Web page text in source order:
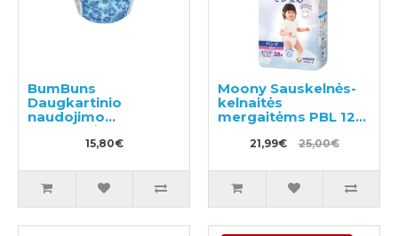
BumBuns
Daugkartinio
naudojimo
sauskelnės
plaukimui ir tualeto
15,80€
Moony Sauskelnės-
kelnaitės
mergaitėms PBL 12-
21,99€ 25,00€